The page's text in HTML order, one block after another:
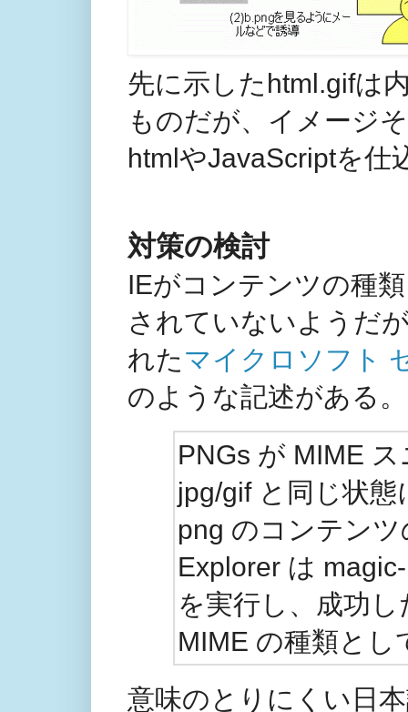
先に示したhtml.gifは
ものだが、イメージ
htmlやJavaScriptを仕
対策の検討
IEがコンテンツの種
されていないようだ
れた マイクロソフト
のような記述がある。
PNGs が MIME
jpg/gif と同じ状
png のコンテン
Explorer は
を実行し、成功
MIME の種類とし
意味のとりにくい日